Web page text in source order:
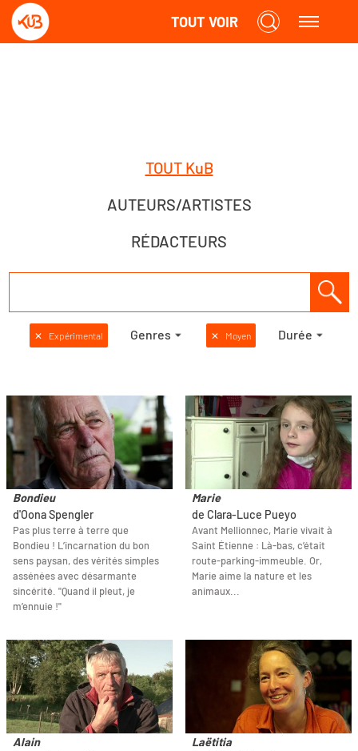
TOUT VOIR
TOUT KuB
AUTEURS/ARTISTES
RÉDACTEURS
✕ Expérimental Genres ✕ Moyen Durée
Bondieu
d'Oona Spengler
Pas plus terre à terre que
Bondieu ! L’incarnation du bon
sens paysan, des vérités simples
assénées avec désarmante
sincérité. "Quand il pleut, je
m’ennuie !"
Marie
de Clara-Luce Pueyo
Avant Mellionnec, Marie vivait à
Saint Étienne : Là-bas, c’était
route-parking-immeuble. Or,
Marie aime la nature et les
animaux...
Alain
Laëtitia